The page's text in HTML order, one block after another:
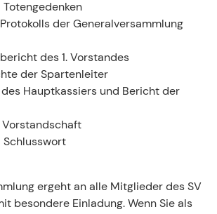
Totengedenken
der Generalversammlung
des 1. Vorstandes
der Spartenleiter
Hauptkassiers und Bericht der
Vorstandschaft
Schlusswort
ergeht an alle Mitglieder des SV
besondere Einladung. Wenn Sie als